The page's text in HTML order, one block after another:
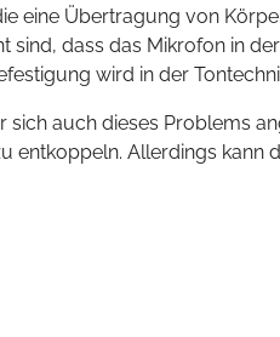
eine Übertragung von
dass das Mikrofon in
wird in der
auch dieses Problems
entkoppeln. Allerdings kann